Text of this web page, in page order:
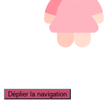
Déplier la navigation